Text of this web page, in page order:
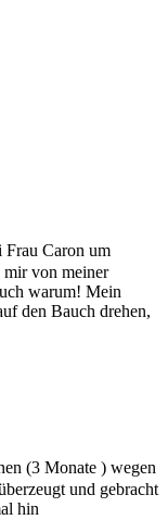
Frau Caron um
mir von meiner
warum! Mein
den Bauch drehen,
(3 Monate ) wegen
und gebracht
hin